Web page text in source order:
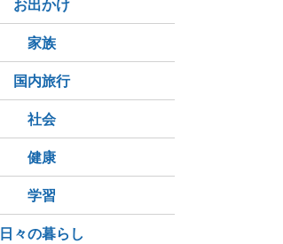
家族
国内旅行
社会
健康
学習
日々の暮らし